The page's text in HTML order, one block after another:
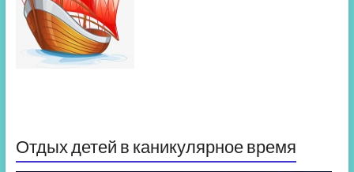
Отдых детей в каникулярное время